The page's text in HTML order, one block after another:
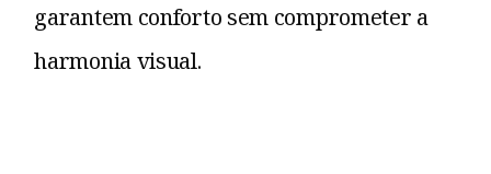
garantem conforto sem comprometer a
harmonia visual.